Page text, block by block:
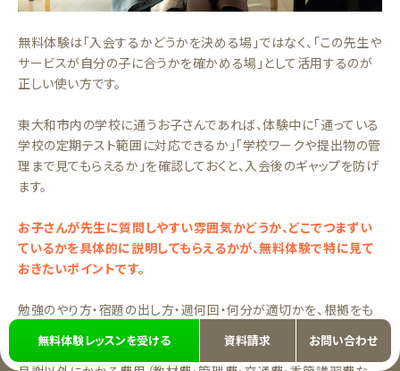
無料体験は「入会するかどうかを決める場」ではなく、「この先生や
サービスが自分の子に合うかを確かめる場」として活用するのが
正しい使い方です。
東大和市内の学校に通うお子さんであれば、体験中に「通っている
学校の定期テスト範囲に対応できるか」「学校ワークや提出物の管
理まで見てもらえるか」を確認しておくと、入会後のギャップを防げ
ます。
お子さんが先生に質問しやすい雰囲気かどうか、どこでつまずい
ているかを具体的に説明してもらえるかが、無料体験で特に見て
おきたいポイントです。
勉強のやり方・宿題の出し方・週何回・何分が適切かを、根拠をも
って提案してもらえるかも確認しておきましょう。
無料体験レッスンを受ける 資料請求 お問い合わせ